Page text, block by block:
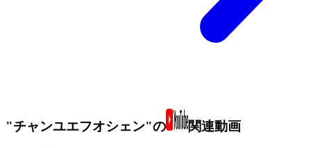
"チャンユエフオシェン"の 関連動画